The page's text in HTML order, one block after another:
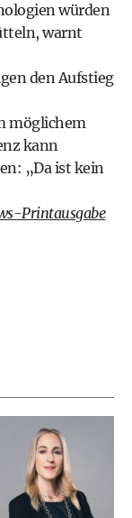
würden
warnt
den Aufstieg
möglichem
kann
„Da ist kein
Printausgabe